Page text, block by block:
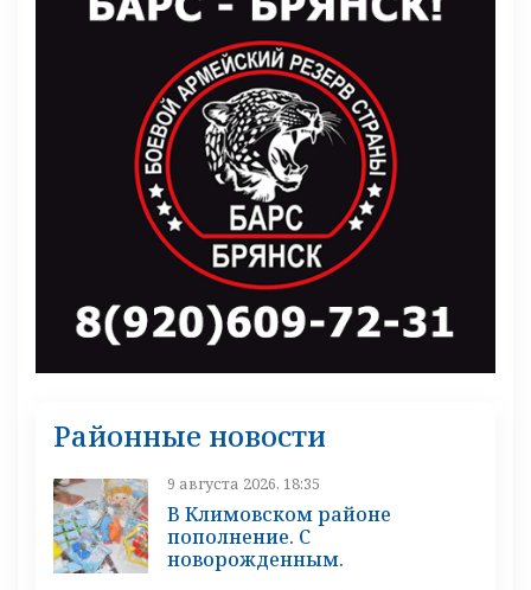
Районные новости
9 августа 2026, 18:35
В Климовском районе
пополнение. С
новорожденным.